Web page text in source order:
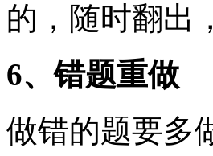
的，随时翻出
6、错题重做
做错的题要多